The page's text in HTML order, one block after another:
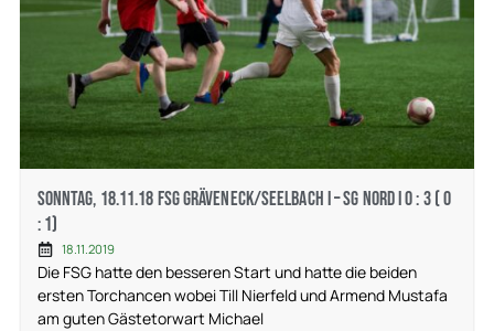
Sonntag, 18.11.18 FSG Gräveneck/Seelbach I – SG Nord I 0 : 3 ( 0
: 1)
18.11.2019
Die FSG hatte den besseren Start und hatte die beiden
ersten Torchancen wobei Till Nierfeld und Armend Mustafa
am guten Gästetorwart Michael